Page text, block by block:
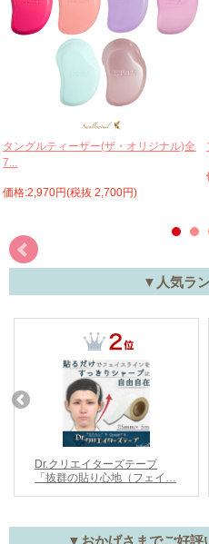
タングルティーザー(ザ・オリジナル)全
7...
価格:2,970円(税抜 2,700円)
▼人気ラ
▼おかげさまでご好